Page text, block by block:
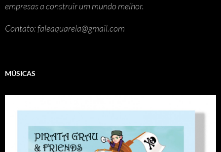
empresas a construir um mundo melhor.
Contato: faleaquarela@gmail.com
MÚSICAS